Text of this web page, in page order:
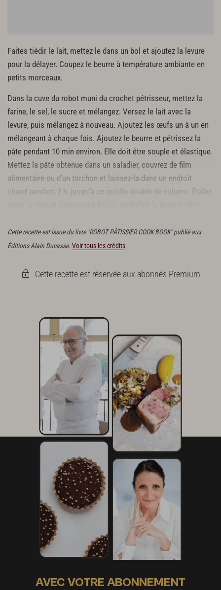
Faites tiédir le lait, mettez-le dans un bol et ajoutez la levure
pour la délayer. Coupez le beurre à température ambiante en
petits morceaux.
Dans la cuve du robot muni du crochet pétrisseur, mettez la
farine, le sel, le sucre et mélangez. Versez le lait avec la
levure, puis mélangez à nouveau. Ajoutez les œufs un à un en
mélangeant à chaque fois. Ajoutez le beurre et pétrissez la
pâte pendant 10 min environ. Elle doit être souple et élastique.
Mettez la pâte obtenue dans un saladier, couvrez de film
alimentaire ou d’un torchon et laissez-la dans un endroit
chaud pendant 2 h, jusqu’à ce qu’elle double de volume. Étalez
Cette recette est issue du livre "ROBOT PÂTISSIER COOK BOOK" publié aux
Éditions Alain Ducasse. Voir tous les crédits
Cette recette est réservée aux abonnés Premium
AVEC VOTRE ABONNEMENT